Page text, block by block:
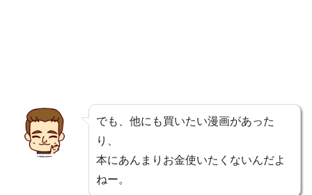
でも、他にも買いたい漫画があった
り、
本にあんまりお金使いたくないんだよ
ねー。